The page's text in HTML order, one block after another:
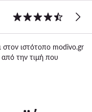
ιστότοπο modivo.gr
από την τιμή που